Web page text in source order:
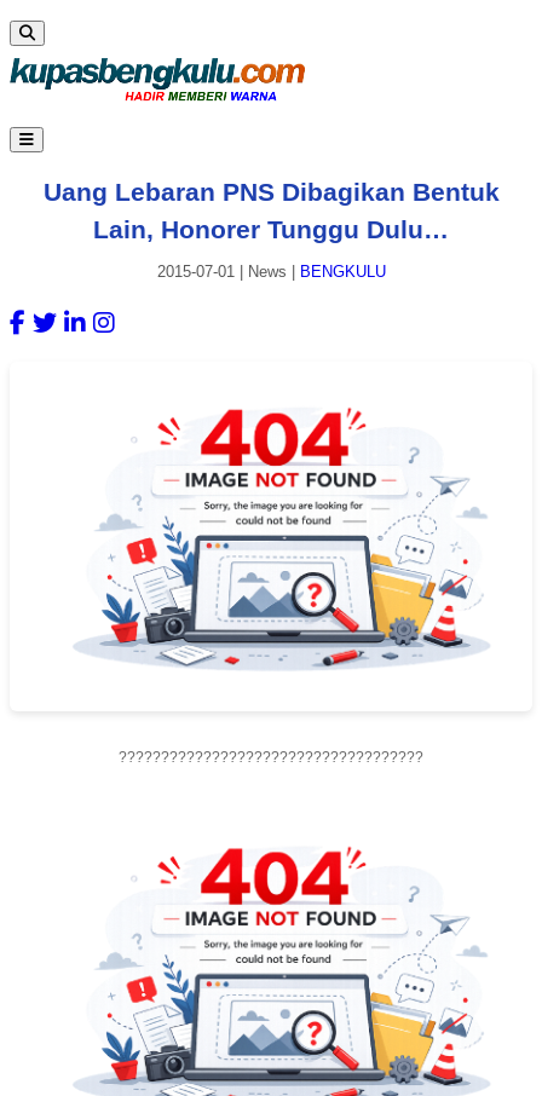
Uang Lebaran PNS Dibagikan Bentuk
Lain, Honorer Tunggu Dulu…
2015-07-01| News BENGKULU
????????????????????????????????????